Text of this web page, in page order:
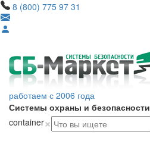
8 (800) 775 97 31
работаем с 2006 года
Системы охраны и безопасности
container×